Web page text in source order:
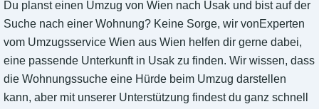
Du planst einen Umzug von Wien nach Usak und bist auf der
Suche nach einer Wohnung? Keine Sorge, wir vonExperten
vom Umzugsservice Wien aus Wien helfen dir gerne dabei,
eine passende Unterkunft in Usak zu finden. Wir wissen, dass
die Wohnungssuche eine Hürde beim Umzug darstellen
kann, aber mit unserer Unterstützung findest du ganz schnell